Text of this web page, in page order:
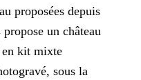
proposées depuis
un château
en kit mixte
sous la